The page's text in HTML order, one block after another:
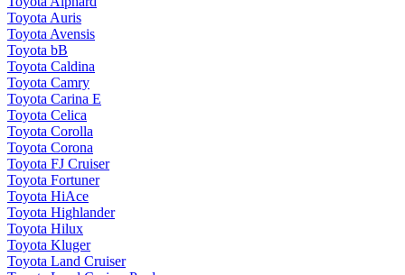
Toyota Auris
Toyota Avensis
Toyota bB
Toyota Caldina
Toyota Camry
Toyota Carina E
Toyota Celica
Toyota Corolla
Toyota Corona
Toyota FJ Cruiser
Toyota Fortuner
Toyota HiAce
Toyota Highlander
Toyota Hilux
Toyota Kluger
Toyota Land Cruiser